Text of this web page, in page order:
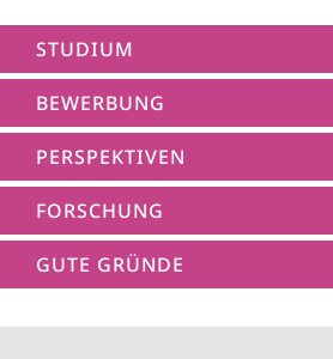
STUDIUM
BEWERBUNG
PERSPEKTIVEN
FORSCHUNG
GUTE GRÜNDE